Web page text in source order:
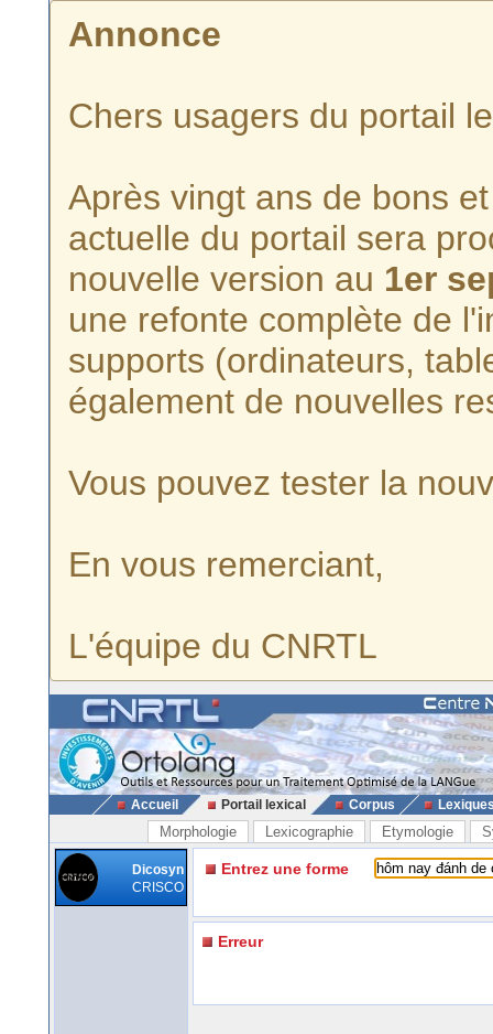
Annonce
Chers usagers du portail
Après vingt ans de bons
actuelle du portail sera
nouvelle version au 1er
une refonte complète de
supports (ordinateurs,
également de nouvelles
Vous pouvez tester la
En vous remerciant,
L'équipe du CNRTL
Accueil Portail lexical Corpus
Morphologie Lexicographie Etymologie
Dicosyn
CRISCO
Entrez une forme
Erreur